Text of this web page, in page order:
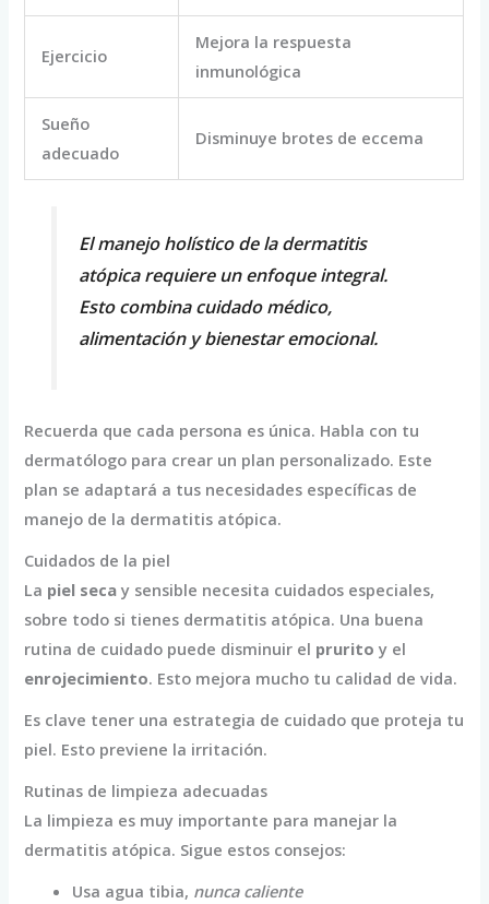
Ejercicio
Mejora la respuesta
inmunológica
Sueño
adecuado
Disminuye brotes de eccema
El manejo holístico de la dermatitis
atópica requiere un enfoque integral.
Esto combina cuidado médico,
alimentación y bienestar emocional.
Recuerda que cada persona es única. Habla con tu
dermatólogo para crear un plan personalizado. Este
plan se adaptará a tus necesidades específicas de
manejo de la dermatitis atópica.
Cuidados de la piel
La piel seca y sensible necesita cuidados especiales,
sobre todo si tienes dermatitis atópica. Una buena
rutina de cuidado puede disminuir el prurito y el
enrojecimiento. Esto mejora mucho tu calidad de vida.
Es clave tener una estrategia de cuidado que proteja tu
piel. Esto previene la irritación.
Rutinas de limpieza adecuadas
La limpieza es muy importante para manejar la
dermatitis atópica. Sigue estos consejos:
Usa agua tibia, nunca caliente